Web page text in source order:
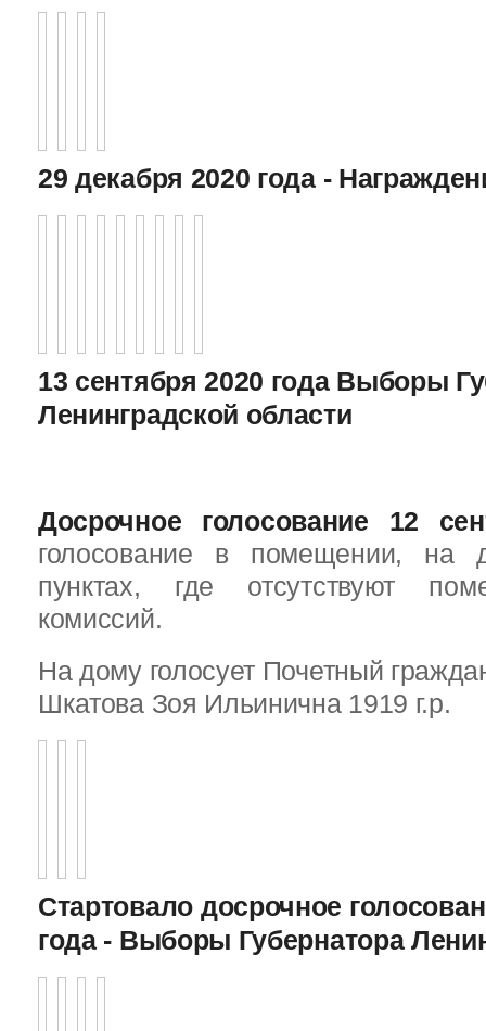
29 декабря 2020 года -
13 сентября 2020 года Выборы
Ленинградской области
Досрочное голосование 12
голосование в помещении, на
пунктах, где отсутствуют
комиссий.
На дому голосует Почетный
Шкатова Зоя Ильинична 1919 г.р.
Стартовало досрочное
года - Выборы Губернатора